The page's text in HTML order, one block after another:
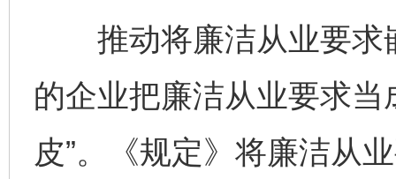
推动将廉洁从业要求
的企业把廉洁从业要求当
皮”。《规定》将廉洁从